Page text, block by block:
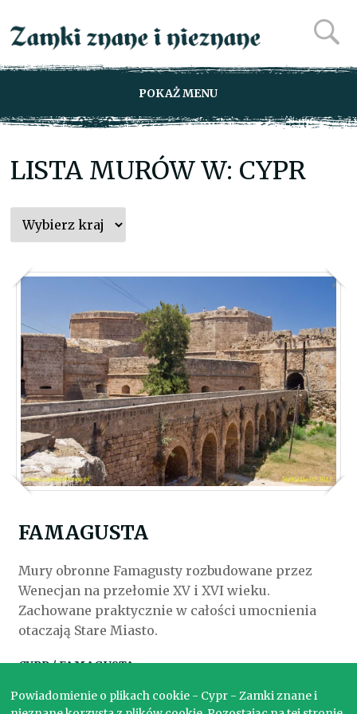
POKAŻ MENU
LISTA MURÓW W: CYPR
FAMAGUSTA
Mury obronne Famagusty rozbudowane przez
Wenecjan na przełomie XV i XVI wieku.
Zachowane praktycznie w całości umocnienia
otaczają Stare Miasto.
CYPR / FAMAGUSTA
Powiadomienie o plikach cookie - Cypr - Zamki znane i